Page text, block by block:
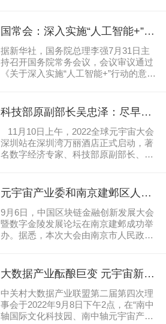
意见反馈信息表》（见附件2）发送至
KJBZ@miit.gov.cn（邮件主题注明：元
宇宙产业综合标准化体系建设指南
（2026版）征求意见反馈）。公示时
间：2025年12月13日－2026年1月11日
建设指南（2026版）》（征求意见稿）
2.征求意见反馈信息表工业和信息化部
科技司2025年12月12日
国常会：深入实施“人工智能+”行
动，大力推进人工智能规模化商
业化应用
据新华社，国务院总理李强7月31日主
持召开国务院常务会议，会议审议通过
《关于深入实施“人工智能+”行动的意
动，大力推进人工智能规模化商业化应
用，充分发挥我国产业体系完备、市场
规模大、应用场景丰富等优势，推动人
工智能在经济社会发展各领域加快普
及、深度融合，形成以创新带应用、以
等支持技术落地。要着力优化人工智能
创新生态，强化算力、算法和数据供
给，加大政策支持力度，加强人才队伍
建设，构建开源开放生态体系，为产业
发展壮大提供有力支撑。要提升安全能
科技部原副部长吴忠泽：尽早抢
占元宇宙高地，掌握下一代互联
网的话语权和主动权
11月10日上午，2022全球元宇宙大会
深圳站在深圳湾万丽酒店正式启动，著
名数字经济专家、科技部原副部长、第
幕致辞并讲话，全球的元宇宙建设正在
全面开启，助推数字经济迈向新的发展
阶段。世界元宇宙大会启动仪式 据了
解，举办本次元宇宙大会的目的，旨在
汇聚政、产、学、研、用多方共同助推
优势资源，构建元宇宙产业集群，为深
圳注入数字升级新要素、经济发展新动
能。深圳站是全...
元宇宙产业委和南京建邺区人民
政府共话金融创新
9月6日，中国区块链金融创新发展大会
暨数字金陵发展论坛在南京建邺成功举
办。据悉，本次大会由南京市人民政
府、中国移动通信联合会元宇宙产业委
员会（下称“元宇宙产业委”）和江苏大
数据联盟共同主办，以“链接金融新基建
拥抱数字新浪潮”为主题。政府、金融机
构、行业协会和企业代表等各界大咖齐
大数据产业酝酿巨变 元宇宙新格
局呼之欲出——中关村大数据产
业联盟第二届第四次理事会在京
成功举办
中关村大数据产业联盟第二届第四次理
事会于2022年9月8日下午2点，在“南中
轴国际文化科技园、南中轴元宇宙产业